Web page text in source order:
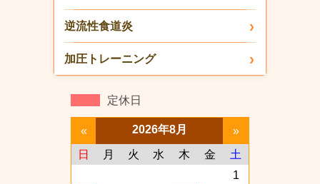
逆流性食道炎
加圧トレーニング
定休日
« 2026年8月
»
日
月 火 水 木 金
土
1